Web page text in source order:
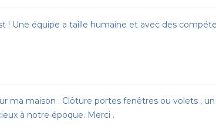
Une équipe a taille humaine et avec des
ma maison . Clôture portes fenêtres ou volets ,
à notre époque. Merci .